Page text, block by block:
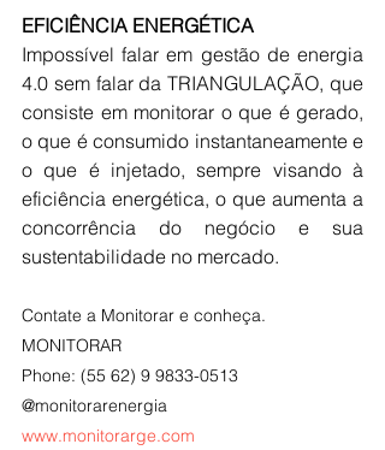
EFICIÊNCIA ENERGÉTICA
Impossível falar em gestão de energia
4.0 sem falar da TRIANGULAÇÃO, que
consiste em monitorar o que é gerado,
o que é consumido instantaneamente e
o que é injetado, sempre visando à
eficiência energética, o que aumenta a
concorrência do negócio e sua
sustentabilidade no mercado.
Contate a Monitorar e conheça.
MONITORAR
Phone: (55 62) 9 9833-0513
@monitorarenergia
www.monitorarge.com